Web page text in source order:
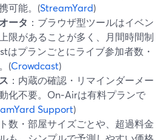
可能。(StreamYard)
ータ ：ブラウザ型ツールはイベン
限があることが多く、月間時間制
はプランごとにライブ参加者数・
(Crowdcast)
：内蔵の確認・リマインダーメー
化不要。On‑Airは有料プランで
Support)
数・部屋サイズごとや、超過料金